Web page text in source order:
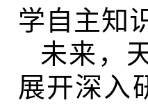
学自主知
未来，
展开深入